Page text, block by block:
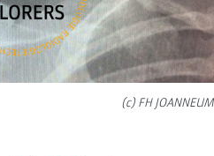
(c) FH JOANNEUM